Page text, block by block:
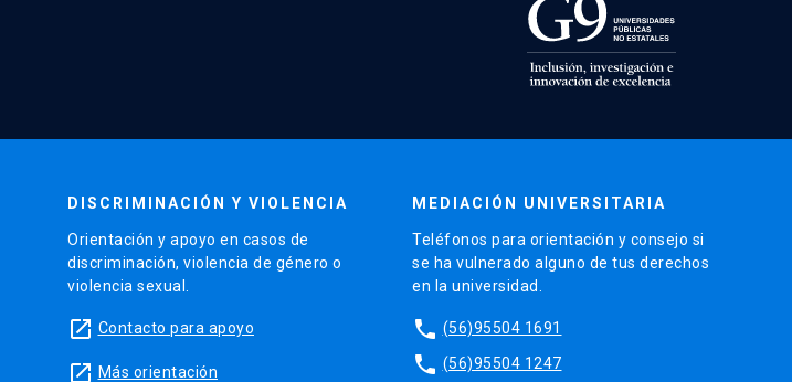
DISCRIMINACIÓN Y VIOLENCIA
Orientación y apoyo en casos de
discriminación, violencia de género o
violencia sexual.
launch Contacto para apoyo
launch Más orientación
MEDIACIÓN UNIVERSITARIA
Teléfonos para orientación y consejo si
se ha vulnerado alguno de tus derechos
en la universidad.
phone (56)95504 1691
phone (56)95504 1247